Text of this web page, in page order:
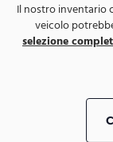
Il nostro inventario
veicolo
selezione